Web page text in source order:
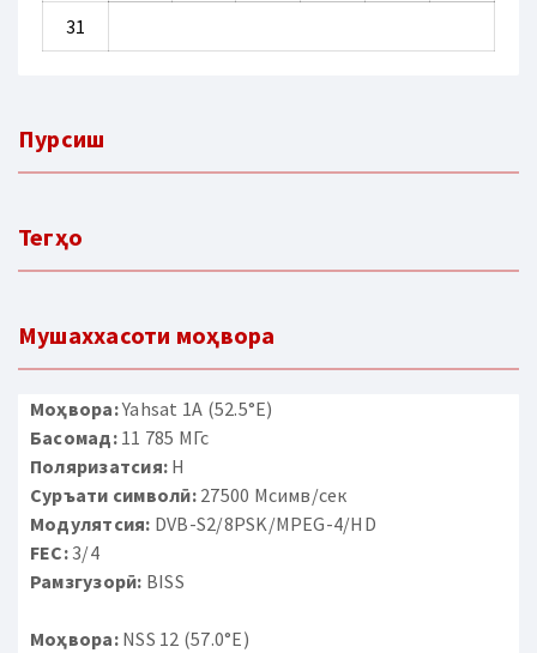
31
Пурсиш
Тегҳо
Мушаххасоти моҳвора
Моҳвора:Yahsat 1A (52.5°E)
Басомад:11 785 МГс
Поляризатсия: H
Суръати символӣ:27500 Мсимв/сек
Модулятсия: DVB-S2/8PSK/MPEG-4/HD
FEC:3/4
Рамзгузорӣ: BISS
Моҳвора:NSS 12 (57.0°E)